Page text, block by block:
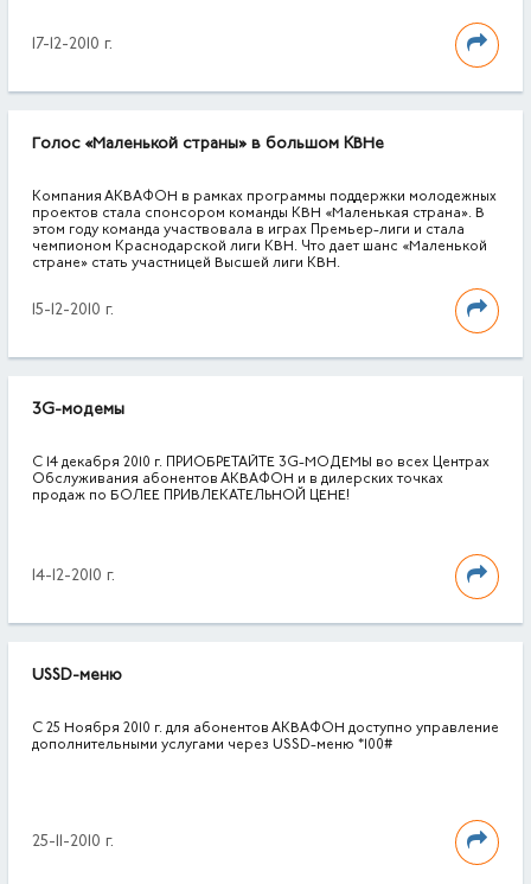
17-12-2010 г.
Голос «Маленькой страны» в большом КВНе
Компания АКВАФОН в рамках программы поддержки молодежных
проектов стала спонсором команды КВН «Маленькая страна». В
этом году команда участвовала в играх Премьер-лиги и стала
чемпионом Краснодарской лиги КВН. Что дает шанс «Маленькой
стране» стать участницей Высшей лиги КВН.
15-12-2010 г.
3G-модемы
С 14 декабря 2010 г. ПРИОБРЕТАЙТЕ 3G-МОДЕМЫ во всех Центрах
Обслуживания абонентов АКВАФОН и в дилерских точках
продаж по БОЛЕЕ ПРИВЛЕКАТЕЛЬНОЙ ЦЕНЕ!
14-12-2010 г.
USSD-меню
С 25 Ноября 2010 г. для абонентов АКВАФОН доступно управление
дополнительными услугами через USSD-меню *100#
25-11-2010 г.